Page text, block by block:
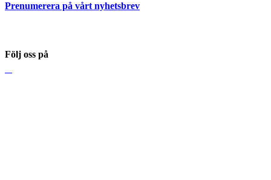
Prenumerera på vårt nyhetsbrev
Följ oss på